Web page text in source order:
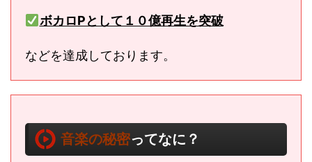
ボカロPとして１０億再生を突破
などを達成しております。
音楽の秘密ってなに？